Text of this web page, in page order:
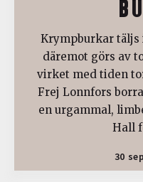
Krympburkar täljs
däremot görs av
virket med tiden
Frej Lonnfors
en urgammal,
Hall
30